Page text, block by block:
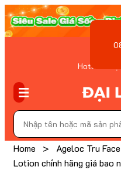
Hotline
Home > Ageloc Tru Face
Lotion chính hãng giá bao